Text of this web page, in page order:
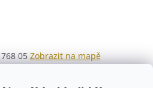
05 Zobrazit na mapě